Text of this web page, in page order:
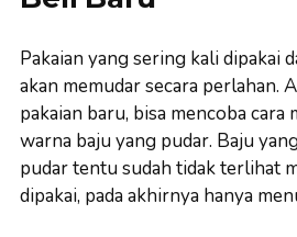
Pakaian yang sering kali dipakai
akan memudar secara perlahan.
pakaian baru, bisa mencoba cara
warna baju yang pudar. Baju
pudar tentu sudah tidak terlihat
dipakai, pada akhirnya hanya